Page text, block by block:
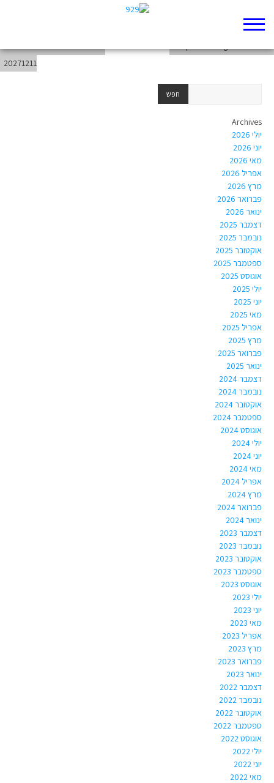
20271211
Archives
יולי 2026
יוני 2026
מאי 2026
אפריל 2026
מרץ 2026
פברואר 2026
ינואר 2026
דצמבר 2025
נובמבר 2025
אוקטובר 2025
ספטמבר 2025
אוגוסט 2025
יולי 2025
יוני 2025
מאי 2025
אפריל 2025
מרץ 2025
פברואר 2025
ינואר 2025
דצמבר 2024
נובמבר 2024
אוקטובר 2024
ספטמבר 2024
אוגוסט 2024
יולי 2024
יוני 2024
מאי 2024
אפריל 2024
מרץ 2024
פברואר 2024
ינואר 2024
דצמבר 2023
נובמבר 2023
אוקטובר 2023
ספטמבר 2023
אוגוסט 2023
יולי 2023
יוני 2023
מאי 2023
אפריל 2023
מרץ 2023
פברואר 2023
ינואר 2023
דצמבר 2022
נובמבר 2022
אוקטובר 2022
ספטמבר 2022
אוגוסט 2022
יולי 2022
יוני 2022
מאי 2022